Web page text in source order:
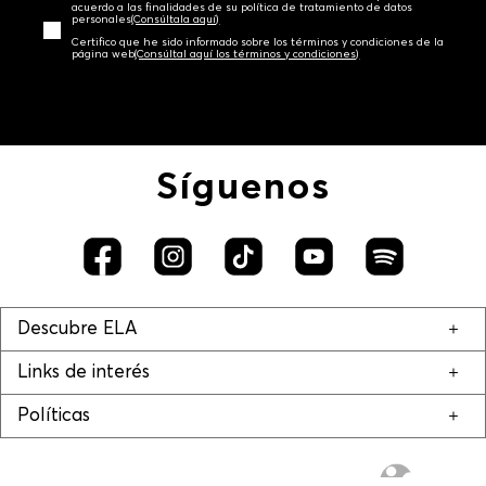
acuerdo a las finalidades de su política de tratamiento de datos
personales‎(Consúltala aquí)
Certifico que he sido informado sobre los términos y condiciones de la
página web‎(Consúltal aquí los términos y condiciones)
Síguenos
Descubre ELA
Links de interés
Políticas